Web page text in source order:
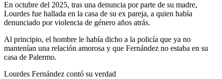
En octubre del 2025, tras una denuncia por parte de su madre,
Lourdes fue hallada en la casa de su ex pareja, a quien había
denunciado por violencia de género años atrás.
Al principio, el hombre le había dicho a la policía que ya no
mantenían una relación amorosa y que Fernández no estaba en su
casa de Palermo.
Lourdes Fernández contó su verdad